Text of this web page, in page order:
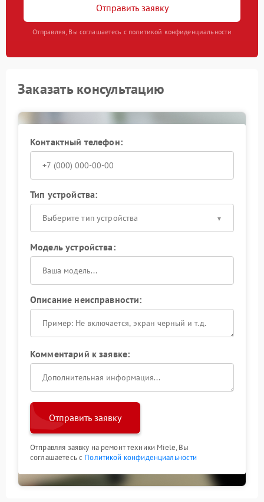
Отправить заявку
Отправляя, Вы соглашаетесь с политикой конфиденциальности
Заказать консультацию
Контактный телефон:
Тип устройства:
Выберите тип устройства
Модель устройства:
Описание неисправности:
Комментарий к заявке:
Отправить заявку
Отправляя заявку на ремонт техники Miele, Вы
соглашаетесь с Политикой конфиденциальности